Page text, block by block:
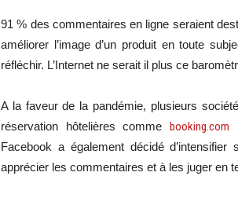
91 % des commentaires en ligne seraient
améliorer l’image d’un produit en toute
réfléchir. L’Internet ne serait il plus ce
A la faveur de la pandémie, plusieurs
réservation hôtelières comme
booking.com
Facebook a également décidé
apprécier les commentaires et à les juger en